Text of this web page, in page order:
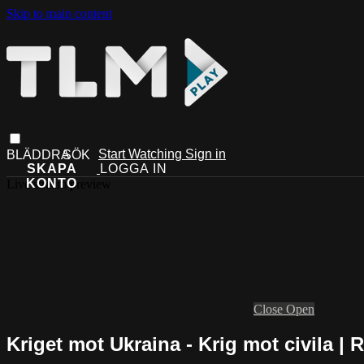
Skip to main content
Start Watching Sign in
Live stream preview
Close Open
Kriget mot Ukraina - Krig mot civila |